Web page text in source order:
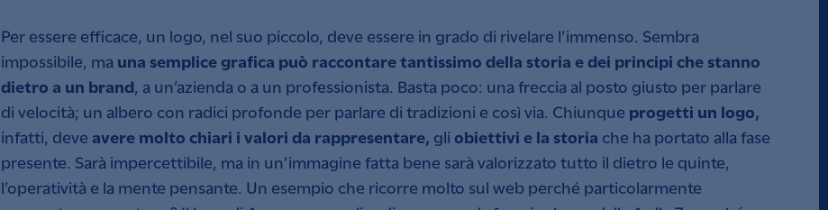
Per essere efficace, un logo, nel suo piccolo, deve essere in grado di rivelare l’immenso. Sembra
impossibile, mauna semplice grafica può raccontare tantissimo della storia e dei principi che stanno
dietro a un brand, a un’azienda o a un professionista. Basta poco: una freccia al posto giusto per parlare
di velocità; un albero con radici profonde per parlare di tradizioni e così via. Chiunque progetti un logo,
infatti, deve avere molto chiari i valori da rappresentare, gliobiettivi e la storia che ha portato alla fase
presente. Sarà impercettibile, ma in un’immagine fatta bene sarà valorizzato tutto il dietro le quinte,
l’operatività e la mente pensante. Un esempio che ricorre molto sul web perché particolarmente